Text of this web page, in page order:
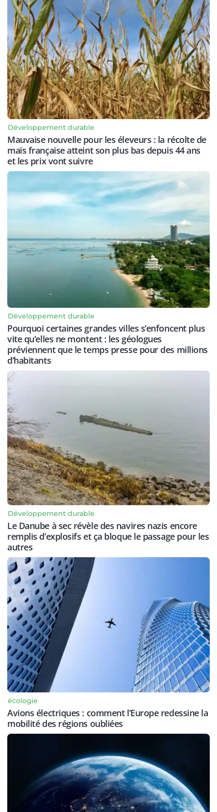
Développement durable
Mauvaise nouvelle pour les éleveurs : la récolte de
maïs française atteint son plus bas depuis 44 ans
et les prix vont suivre
Développement durable
Pourquoi certaines grandes villes s’enfoncent plus
vite qu’elles ne montent : les géologues
préviennent que le temps presse pour des millions
d’habitants
Développement durable
Le Danube à sec révèle des navires nazis encore
remplis d’explosifs et ça bloque le passage pour les
autres
écologie
Avions électriques : comment l’Europe redessine la
mobilité des régions oubliées